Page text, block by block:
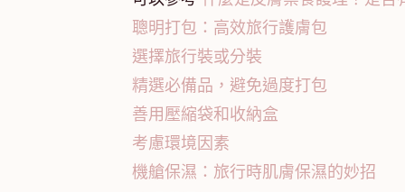
聰明打包：高效旅行護膚包
選擇旅行裝或分裝
精選必備品，避免過度打包
善用壓縮袋和收納盒
考慮環境因素
機艙保濕：旅行時肌膚保濕的妙招